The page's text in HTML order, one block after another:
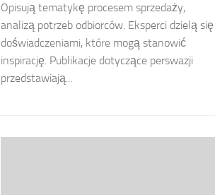
Opisują tematykę procesem sprzedaży,
analizą potrzeb odbiorców. Eksperci dzielą się
doświadczeniami, które mogą stanowić
inspirację. Publikacje dotyczące perswazji
przedstawiają...